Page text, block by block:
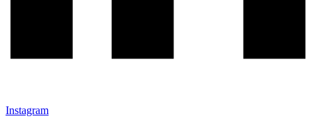
Instagram